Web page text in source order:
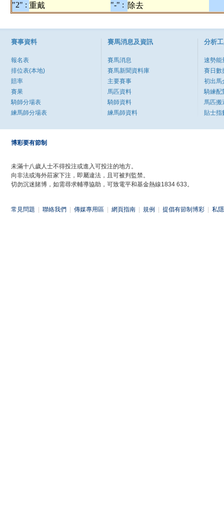
"2" : 重戴 "-" : 除去
賽事資料
報名表
排位表(本地)
賠率
賽果
騎師分場表
練馬師分場表
賽馬消息及資訊
賽馬消息
賽馬新聞資料庫
主要賽事
馬匹資料
騎師資料
練馬師資料
分析
速勢能
賽日數
初出馬
騎練配
馬匹搬
貼士指
博彩要有節制
未滿十八歲人士不得投注或進入可投注的地方。
向非法或海外莊家下注，即屬違法，且可被判監禁。
切勿沉迷賭博，如需尋求輔導協助，可致電平和基金熱線1834 633。
常見問題 聯絡我們 傳媒專用區 網頁指南 規例 提倡有節制博彩 私